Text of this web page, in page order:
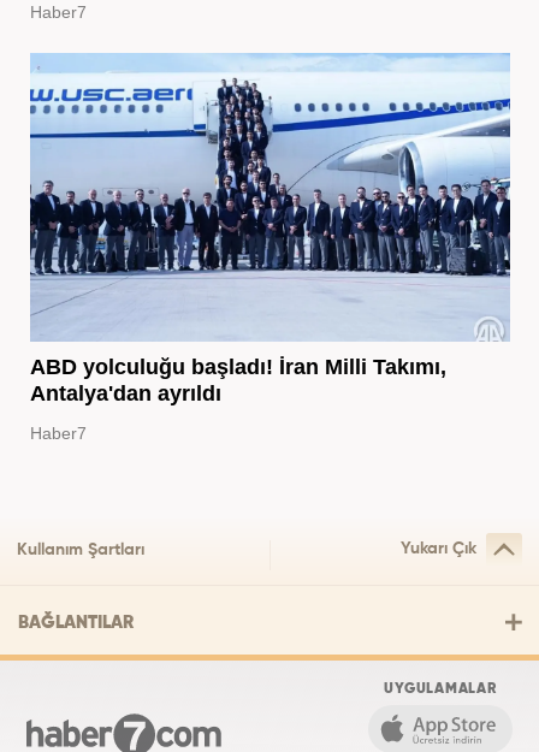
Haber7
ABD yolculuğu başladı! İran Milli Takımı,
Antalya'dan ayrıldı
Haber7
Kullanım Şartları Yukarı Çık
BAĞLANTILAR
UYGULAMALAR